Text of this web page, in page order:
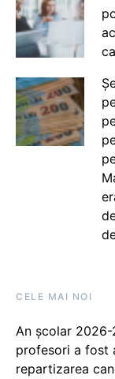
CELE MAI NOI
An școlar
profesori a fost
repartizarea